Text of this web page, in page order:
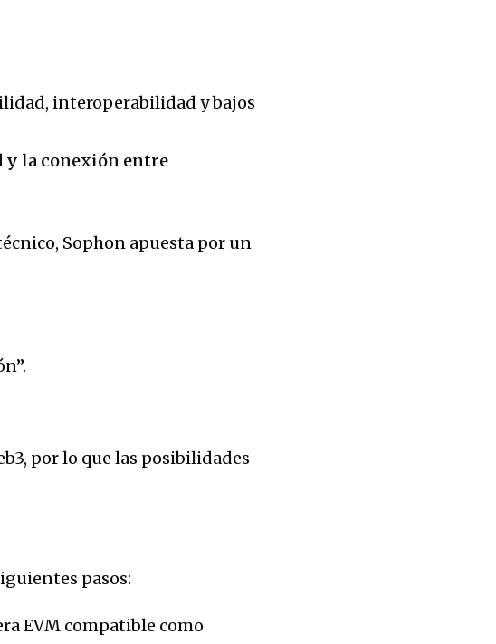
interoperabilidad y bajos
y la conexión entre
Sophon apuesta por un
por lo que las posibilidades
pasos:
EVM compatible como